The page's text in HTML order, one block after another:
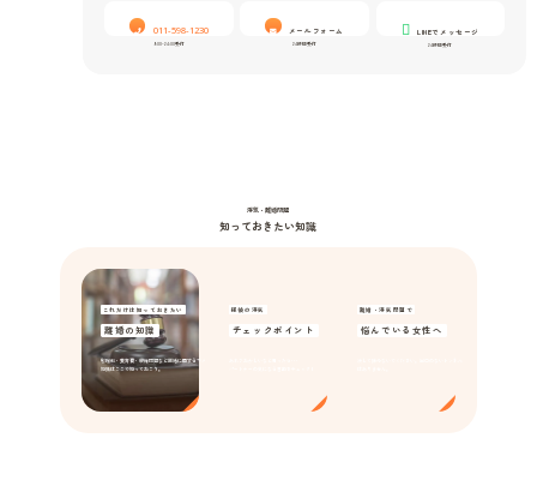
011-598-1230
9:00-24:00受付
メールフォーム
24時間受付
LINEでメッセージ
24時間受付
浮気・離婚問題
知っておきたい知識
これだけは知っておきたい
離婚の知識
慰謝料・養育費・親権問題など離婚に関するマメ
知識はここで知っておこう。
探偵の浮気
チェックポイント
離婚・浮気問題で
悩んでいる女性へ